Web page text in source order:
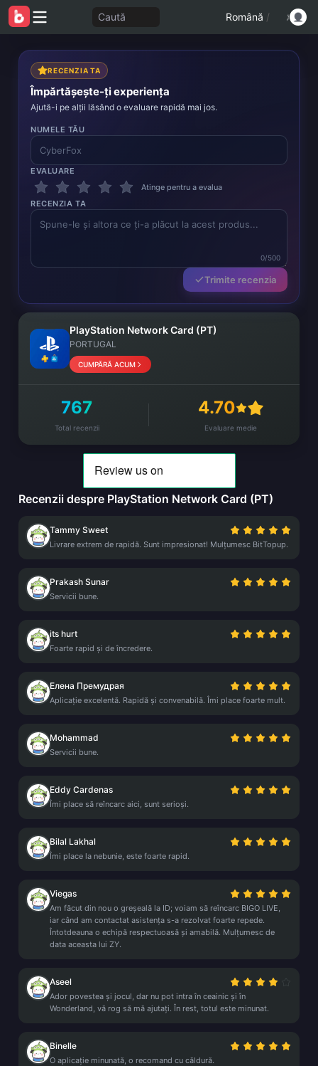
Caută Română /
RECENZIA TA
Împărtășește-ți experiența
Ajută-i pe alții lăsând o evaluare rapidă mai jos.
NUMELE TĂU
EVALUARE
Atinge pentru a evalua
RECENZIA TA
0/500
Trimite recenzia
PlayStation Network Card (PT)
PORTUGAL
CUMPĂRĂ ACUM
767
Total recenzii
4.70
Evaluare medie
Recenzii despre PlayStation Network Card (PT)
Tammy Sweet
Livrare extrem de rapidă. Sunt impresionat! Mulțumesc BitTopup.
Prakash Sunar
Servicii bune.
its hurt
Foarte rapid și de încredere.
Елена Премудрая
Aplicație excelentă. Rapidă și convenabilă. Îmi place foarte mult.
Mohammad
Servicii bune.
Eddy Cardenas
Îmi place să reîncarc aici, sunt serioși.
Bilal Lakhal
Îmi place la nebunie, este foarte rapid.
Viegas
Am făcut din nou o greșeală la ID; voiam să reîncarc BIGO LIVE,
iar când am contactat asistența s-a rezolvat foarte repede.
Întotdeauna o echipă respectuoasă și amabilă. Mulțumesc de
data aceasta lui ZY.
Aseel
Ador povestea și jocul, dar nu pot intra în ceainic și în
Wonderland, vă rog să mă ajutați. În rest, totul este minunat.
Binelle
O aplicație minunată, o recomand cu căldură.